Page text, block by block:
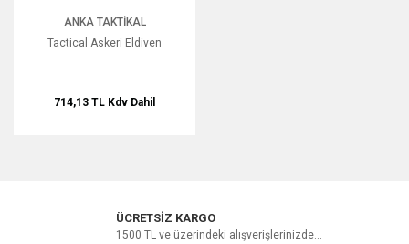
ANKA TAKTIKAL
Tactical Askeri Eldiven
714,13 TL Kdv Dahil
ÜCRETSİZ KARGO
1500 TL ve üzerindeki alışverişlerinizde...